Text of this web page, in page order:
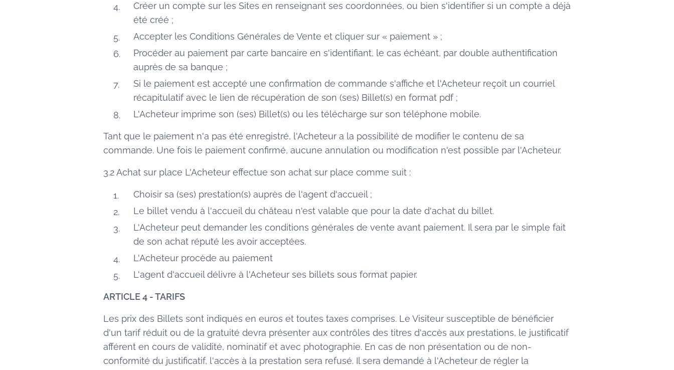
Créer un compte sur les Sites en renseignant ses coordonnées, ou bien s'identifier si un compte a déjà
été créé ;
Accepter les Conditions Générales de Vente et cliquer sur « paiement » ;
Procéder au paiement par carte bancaire en s'identifiant, le cas échéant, par double authentification
auprès de sa banque ;
Si le paiement est accepté une confirmation de commande s'affiche et l'Acheteur reçoit un courriel
récapitulatif avec le lien de récupération de son (ses) Billet(s) en format pdf ;
L'Acheteur imprime son (ses) Billet(s) ou les télécharge sur son téléphone mobile.
Tant que le paiement n'a pas été enregistré, l'Acheteur a la possibilité de modifier le contenu de sa
commande. Une fois le paiement confirmé, aucune annulation ou modification n'est possible par l'Acheteur.
3.2 Achat sur place L'Acheteur effectue son achat sur place comme suit :
Choisir sa (ses) prestation(s) auprès de l'agent d'accueil ;
Le billet vendu à l'accueil du château n'est valable que pour la date d'achat du billet.
L'Acheteur peut demander les conditions générales de vente avant paiement. Il sera par le simple fait
de son achat réputé les avoir acceptées.
L'Acheteur procède au paiement
L'agent d'accueil délivre à l'Acheteur ses billets sous format papier.
ARTICLE 4 - TARIFS
Les prix des Billets sont indiqués en euros et toutes taxes comprises. Le Visiteur susceptible de bénéficier
d'un tarif réduit ou de la gratuité devra présenter aux contrôles des titres d'accès aux prestations, le justificatif
afférent en cours de validité, nominatif et avec photographie. En cas de non présentation ou de non-
conformité du justificatif, l'accès à la prestation sera refusé. Il sera demandé à l'Acheteur de régler la